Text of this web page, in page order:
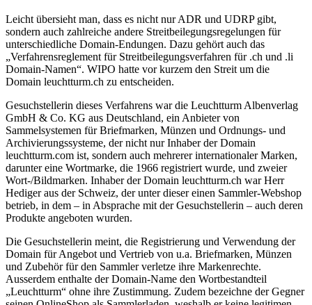
Leicht übersieht man, dass es nicht nur ADR und UDRP gibt,
sondern auch zahlreiche andere Streitbeilegungsregelungen für
unterschiedliche Domain-Endungen. Dazu gehört auch das
„Verfahrensreglement für Streitbeilegungsverfahren für .ch und .li
Domain-Namen“. WIPO hatte vor kurzem den Streit um die
Domain leuchtturm.ch zu entscheiden.
Gesuchstellerin dieses Verfahrens war die Leuchtturm Albenverlag
GmbH & Co. KG aus Deutschland, ein Anbieter von
Sammelsystemen für Briefmarken, Münzen und Ordnungs- und
Archivierungssysteme, der nicht nur Inhaber der Domain
leuchtturm.com ist, sondern auch mehrerer internationaler Marken,
darunter eine Wortmarke, die 1966 registriert wurde, und zweier
Wort-/Bildmarken. Inhaber der Domain leuchtturm.ch war Herr
Hediger aus der Schweiz, der unter dieser einen Sammler-Webshop
betrieb, in dem – in Absprache mit der Gesuchstellerin – auch deren
Produkte angeboten wurden.
Die Gesuchstellerin meint, die Registrierung und Verwendung der
Domain für Angebot und Vertrieb von u.a. Briefmarken, Münzen
und Zubehör für den Sammler verletze ihre Markenrechte.
Ausserdem enthalte der Domain-Name den Wortbestandteil
„Leuchtturm“ ohne ihre Zustimmung. Zudem bezeichne der Gegner